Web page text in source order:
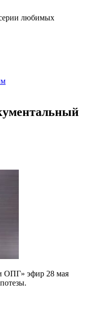
любимых
ОПГ» эфир 28 мая